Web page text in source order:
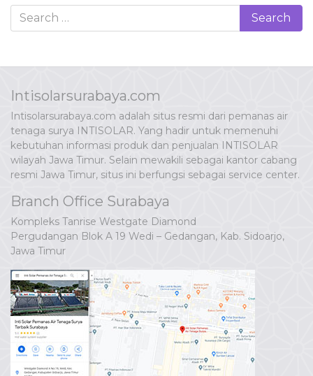
Intisolarsurabaya.com
Intisolarsurabaya.com adalah situs resmi dari pemanas air
tenaga surya INTISOLAR. Yang hadir untuk memenuhi
kebutuhan informasi produk dan penjualan INTISOLAR
wilayah Jawa Timur. Selain mewakili sebagai kantor cabang
resmi Jawa Timur, situs ini berfungsi sebagai service center.
Branch Office Surabaya
Kompleks Tanrise Westgate Diamond
Pergudangan Blok A 19 Wedi – Gedangan, Kab. Sidoarjo,
Jawa Timur